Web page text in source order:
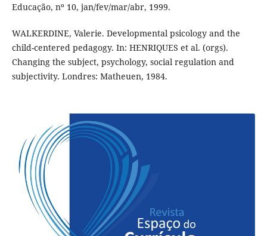
Educação, nº 10, jan/fev/mar/abr, 1999.
WALKERDINE, Valerie. Developmental psicology and the
child-centered pedagogy. In: HENRIQUES et al. (orgs).
Changing the subject, psychology, social regulation and
subjectivity. Londres: Matheuen, 1984.